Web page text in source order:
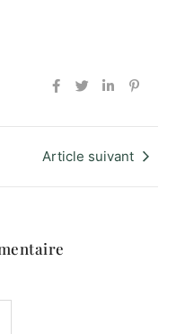
Article suivant